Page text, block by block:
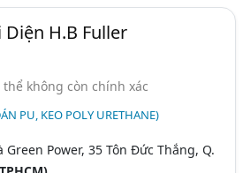
H.B Fuller
không còn chính xác
PU, KEO POLY URETHANE)
Green Power, 35 Tôn Đức Thắng, Q.